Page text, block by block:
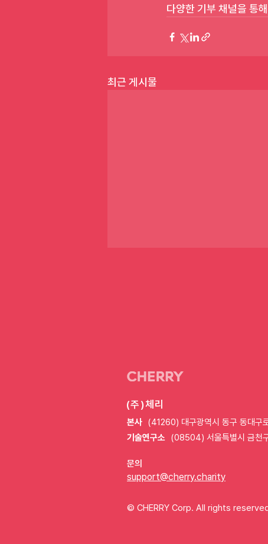
다양한 기부 채널을 통
최근 게시물
기부"…FAVA·체리포펫,
(주)체리
본사 (41260) 대구광역시 동구 동대구
기술연구소 (08504) 서울특별시 금천
문의
support@cherry.charity
© CHERRY Corp. All rights